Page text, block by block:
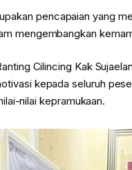
pencapaian yang
mengembangkan
Cilincing Kak
kepada seluruh
nilai kepramukaan.